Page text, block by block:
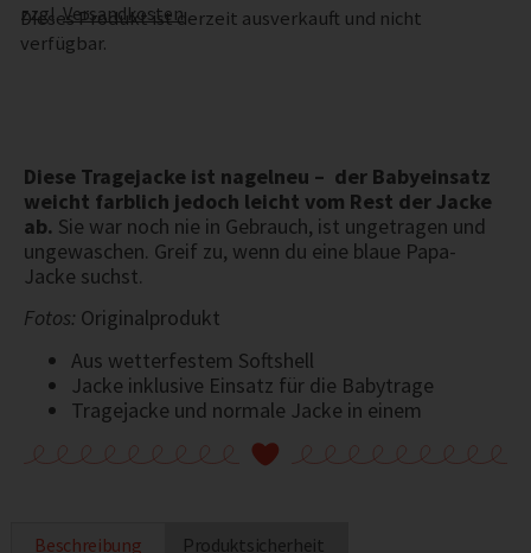
zzgl.Versandkosten
Dieses Produkt ist derzeit ausverkauft und nicht
verfügbar.
Diese Tragejacke ist nagelneu – der Babyeinsatz
weicht farblich jedoch leicht vom Rest der Jacke
ab. Sie war noch nie in Gebrauch, ist ungetragen und
ungewaschen. Greif zu, wenn du eine blaue Papa-
Jacke suchst.
Fotos: Originalprodukt
Aus wetterfestem Softshell
Jacke inklusive Einsatz für die Babytrage
Tragejacke und normale Jacke in einem
Beschreibung
Produktsicherheit